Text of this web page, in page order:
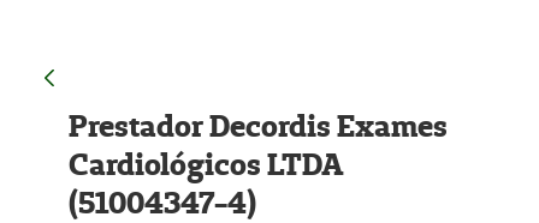
Prestador Decordis Exames
Cardiológicos LTDA
(51004347-4)